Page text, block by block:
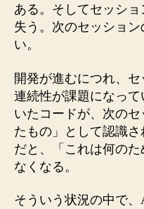
ある。そしてセッシ
失う。次のセッショ
い。
開発が進むにつれ、
連続性が課題になっ
いたコードが、次の
たもの」として認識
だと、「これは何の
なくなる。
そういう状況の中で、